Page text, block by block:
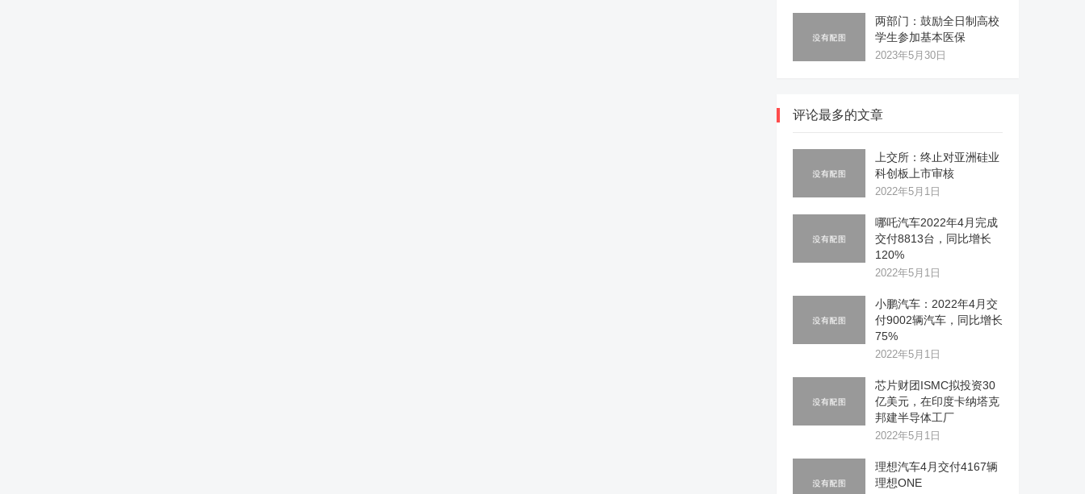
两部门：鼓励全日制高校
学生参加基本医保
2023年5月30日
评论最多的文章
上交所：终止对亚洲硅业
科创板上市审核
2022年5月1日
哪吒汽车2022年4月完成
交付8813台，同比增长
120%
2022年5月1日
小鹏汽车：2022年4月交
付9002辆汽车，同比增长
75%
2022年5月1日
芯片财团ISMC拟投资30
亿美元，在印度卡纳塔克
邦建半导体工厂
2022年5月1日
理想汽车4月交付4167辆
理想ONE